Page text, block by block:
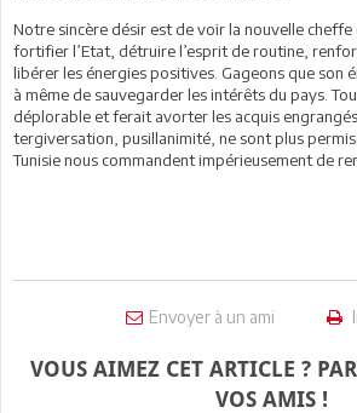
Notre sincère désir est de voir la nouvelle
fortifier l’Etat, détruire l’esprit de routine,
libérer les énergies positives. Gageons que son
à même de sauvegarder les intérêts du pays.
déplorable et ferait avorter les acquis
tergiversation, pusillanimité, ne sont plus
Tunisie nous commandent impérieusement de
Envoyer à un ami
VOUS AIMEZ CET ARTICLE ?
VOS AMIS !